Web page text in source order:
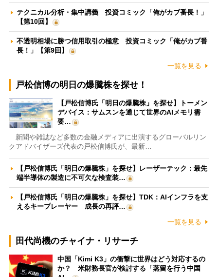
テクニカル分析・集中講義 投資コミック「俺がカブ番長！」
【第10回】
不透明相場に勝つ信用取引の極意 投資コミック「俺がカブ番
長！」【第9回】
一覧を見る
戸松信博の明日の爆騰株を探せ！
【戸松信博氏「明日の爆騰株」を探せ】トーメン
デバイス：サムスンを通じて世界のAIメモリ需
要…
新聞や雑誌など多数の金融メディアに出演するグローバルリン
クアドバイザーズ代表の戸松信博氏が、最新…
【戸松信博氏「明日の爆騰株」を探せ】レーザーテック：最先
端半導体の製造に不可欠な検査装…
【戸松信博氏「明日の爆騰株」を探せ】TDK：AIインフラを支
えるキープレーヤー 成長の再評…
一覧を見る
田代尚機のチャイナ・リサーチ
中国「Kimi K3」の衝撃に世界はどう対応するの
か？ 米財務長官が検討する「蒸留を行う中国